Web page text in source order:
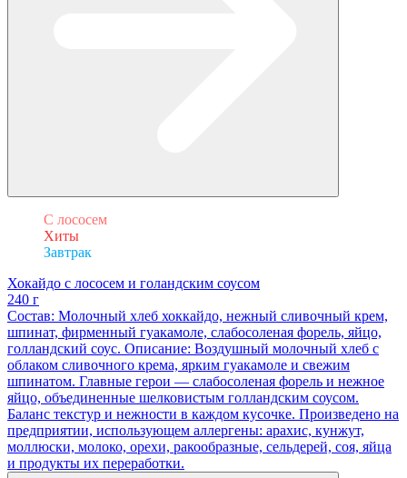
С лососем
Хиты
Завтрак
Хокайдо с лососем и голандским соусом
240 г
Состав: Молочный хлеб хоккайдо, нежный сливочный крем,
шпинат, фирменный гуакамоле, слабосоленая форель, яйцо,
голландский соус. Описание: Воздушный молочный хлеб с
облаком сливочного крема, ярким гуакамоле и свежим
шпинатом. Главные герои — слабосоленая форель и нежное
яйцо, объединенные шелковистым голландским соусом.
Баланс текстур и нежности в каждом кусочке. Произведено на
предприятии, использующем аллергены: арахис, кунжут,
моллюски, молоко, орехи, ракообразные, сельдерей, соя, яйца
и продукты их переработки.